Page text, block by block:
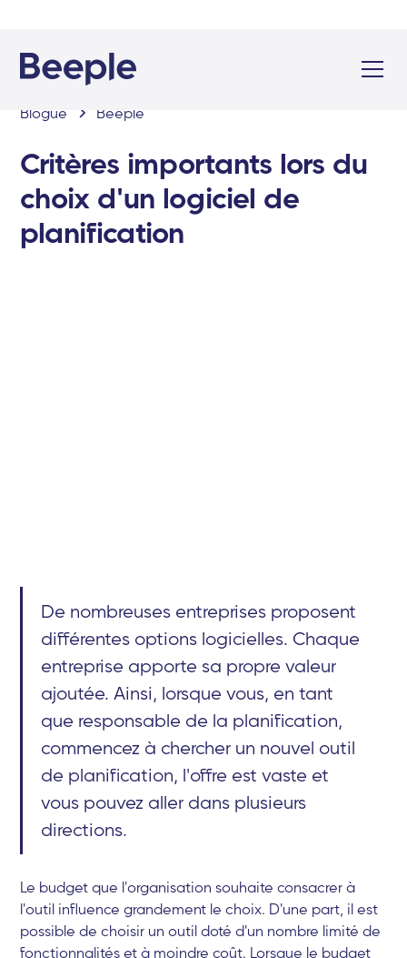
Blogue Beeple
Critères importants lors du
choix d'un logiciel de
planification
De nombreuses entreprises proposent
différentes options logicielles. Chaque
entreprise apporte sa propre valeur
ajoutée. Ainsi, lorsque vous, en tant
que responsable de la planification,
commencez à chercher un nouvel outil
de planification, l'offre est vaste et
vous pouvez aller dans plusieurs
directions.
Le budget que l'organisation souhaite consacrer à
l'outil influence grandement le choix. D'une part, il est
possible de choisir un outil doté d'un nombre limité de
fonctionnalités et à moindre coût. Lorsque le budget